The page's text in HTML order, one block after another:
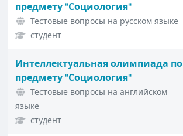
предмету "Социология"
Тестовые вопросы на русском языке
студент
Интеллектуальная олимпиада по
предмету "Социология"
Тестовые вопросы на английском
языке
студент